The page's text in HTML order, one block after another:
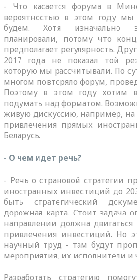
- Что касается форума в
вероятностью в этом году
будем. Хотя изначально
планировали, потому что
предполагает регулярность.
2017 года не показал той
которую мы рассчитывали. По
многом повторяло форум,
Поэтому в этом году хотим
подумать над форматом.
живую дискуссию, например, на
привлечения прямых
Беларусь.
- О чем идет речь?
- Речь о страновой стратегии
иностранных инвестиций до
быть стратегический
дорожная карта. Стоит задача
направлении должна двигаться
привлечения инвестиций. Но
научный труд - там будут
мероприятия, их исполнители и
Разработать стратегию